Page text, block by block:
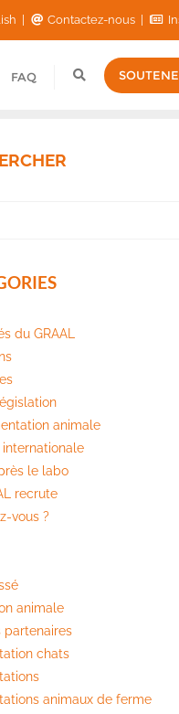
Contactez-nous
FAQ
du GRAAL
animale
internationale
le labo
recrute
vous ?
animale
partenaires
chats
animaux de ferme